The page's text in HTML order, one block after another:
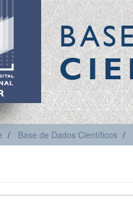
Base de Dados Científicos